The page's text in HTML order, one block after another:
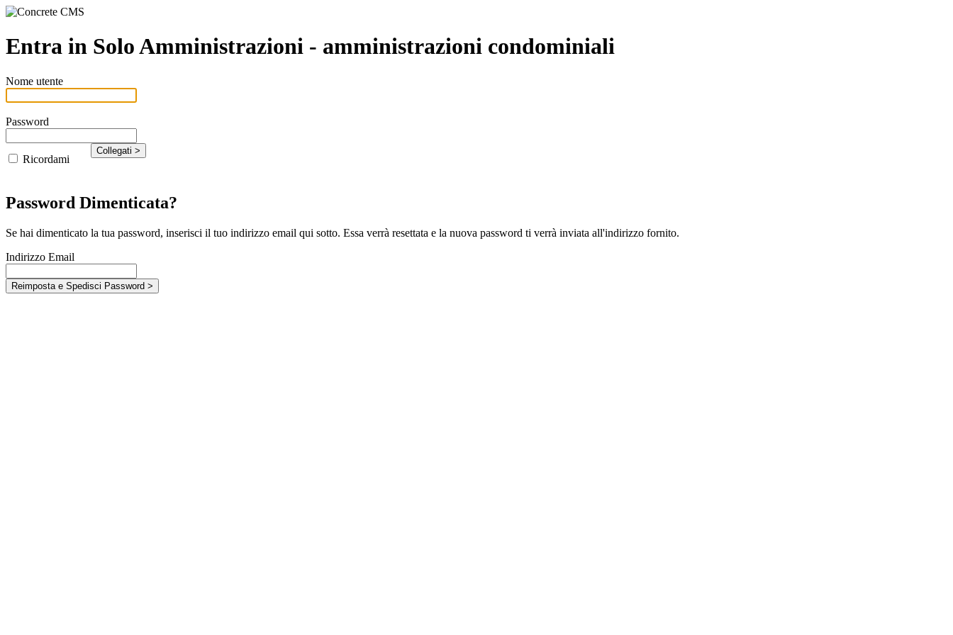
Entra in Solo Amministrazioni - amministrazioni condominiali
Nome utente
Password
Ricordami
Password Dimenticata?
Se hai dimenticato la tua password, inserisci il tuo indirizzo email qui sotto. Essa verrà resettata e la nuova password ti verrà inviata all'indirizzo fornito.
Indirizzo Email